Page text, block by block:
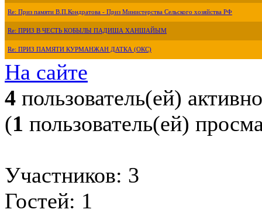
Re: Приз памяти В.П.Кондратова - Приз Министерства Сельского хозяйства РФ
Re: ПРИЗ В ЧЕСТЬ КОБЫЛЫ ПАДИША ХАНШАЙЫМ
Re: ПРИЗ ПАМЯТИ КУРМАНЖАН ДАТКА (ОКС)
На сайте
4 пользователь(ей) активно
(1 пользователь(ей)
Участников: 3
Гостей: 1